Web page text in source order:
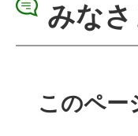
みな
このペー